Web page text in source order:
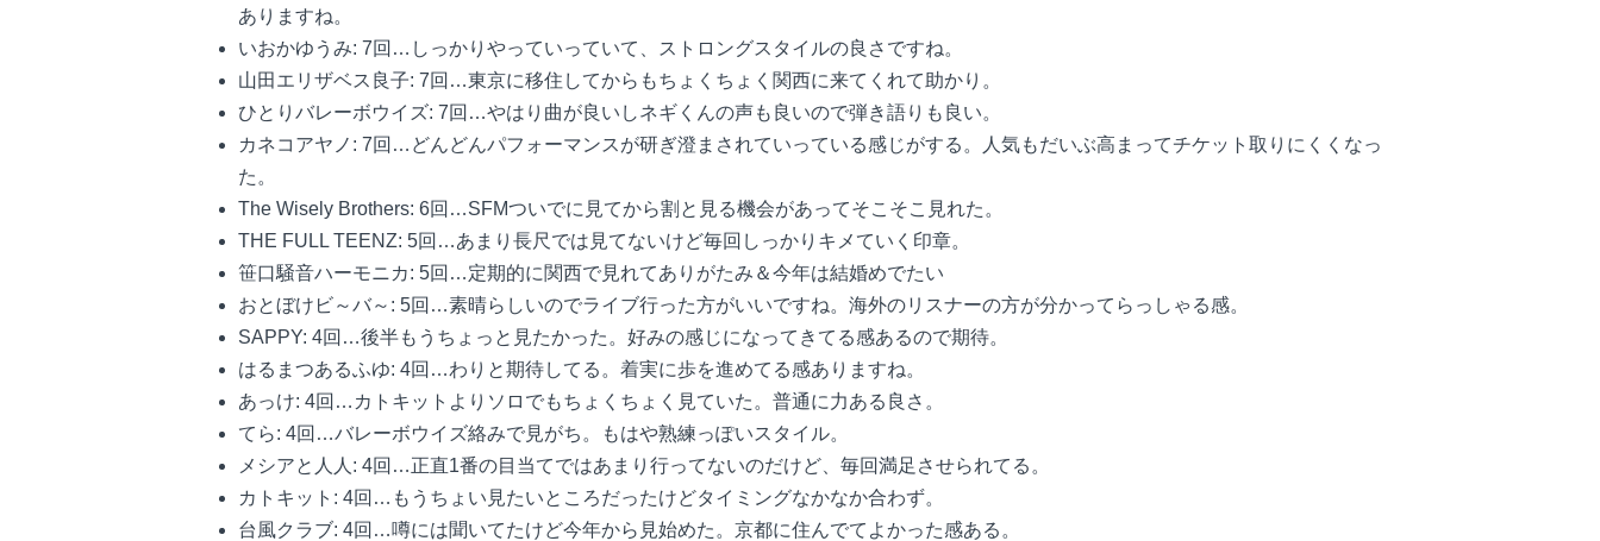
ありますね。
いおかゆうみ: 7回…しっかりやっていっていて、ストロングスタイルの良さですね。
山田エリザベス良子: 7回…東京に移住してからもちょくちょく関西に来てくれて助かり。
ひとりバレーボウイズ: 7回…やはり曲が良いしネギくんの声も良いので弾き語りも良い。
カネコアヤノ: 7回…どんどんパフォーマンスが研ぎ澄まされていっている感じがする。人気もだいぶ高まってチケット取りにくくなっ
た。
The Wisely Brothers: 6回…SFMついでに見てから割と見る機会があってそこそこ見れた。
THE FULL TEENZ: 5回…あまり長尺では見てないけど毎回しっかりキメていく印章。
笹口騒音ハーモニカ: 5回…定期的に関西で見れてありがたみ＆今年は結婚めでたい
おとぼけビ～バ～: 5回…素晴らしいのでライブ行った方がいいですね。海外のリスナーの方が分かってらっしゃる感。
SAPPY: 4回…後半もうちょっと見たかった。好みの感じになってきてる感あるので期待。
はるまつあるふゆ: 4回…わりと期待してる。着実に歩を進めてる感ありますね。
あっけ: 4回…カトキットよりソロでもちょくちょく見ていた。普通に力ある良さ。
てら: 4回…バレーボウイズ絡みで見がち。もはや熟練っぽいスタイル。
メシアと人人: 4回…正直1番の目当てではあまり行ってないのだけど、毎回満足させられてる。
カトキット: 4回…もうちょい見たいところだったけどタイミングなかなか合わず。
台風クラブ: 4回…噂には聞いてたけど今年から見始めた。京都に住んでてよかった感ある。